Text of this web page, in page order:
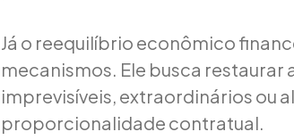
Já o reequilíbrio econômico
mecanismos. Ele busca restaurar
imprevisíveis, extraordinários ou
proporcionalidade contratual.